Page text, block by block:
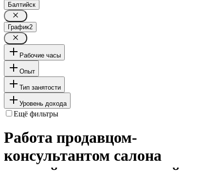
Балтийск
График2
Рабочие часы
Опыт
Тип занятости
Уровень дохода
Ещё фильтры
Работа продавцом-
консультантом салона